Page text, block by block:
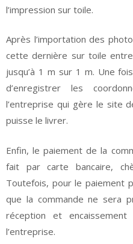
l’impression sur toile.
Après l’importation des
cette dernière sur toile
jusqu’à 1 m sur 1 m. Une
d’enregistrer les
l’entreprise qui gère le site
puisse le livrer.
Enfin, le paiement de la
fait par carte bancaire,
Toutefois, pour le paiement
que la commande ne sera
réception et
l’entreprise.